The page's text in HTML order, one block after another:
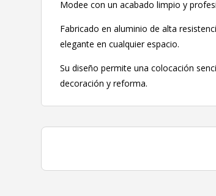
Modee con un acabado limpio y
Fabricado en aluminio de alta
elegante en cualquier espacio.
Su diseño permite una colocación
decoración y reforma.